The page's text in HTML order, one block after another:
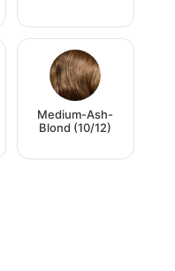
Medium-Ash-
Blond (10/12)